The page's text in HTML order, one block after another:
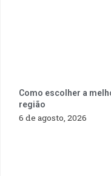
Como escolher a
região
6 de agosto, 2026